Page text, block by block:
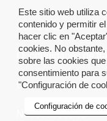
Sobre nosotros
Oportunidades de
Cox Automotive
Nuestros socios
Este sitio web utiliza
contenido y permitir
hacer clic en
cookies. No
sobre las cookies
consentimiento para
"Configuración de
Configuración de